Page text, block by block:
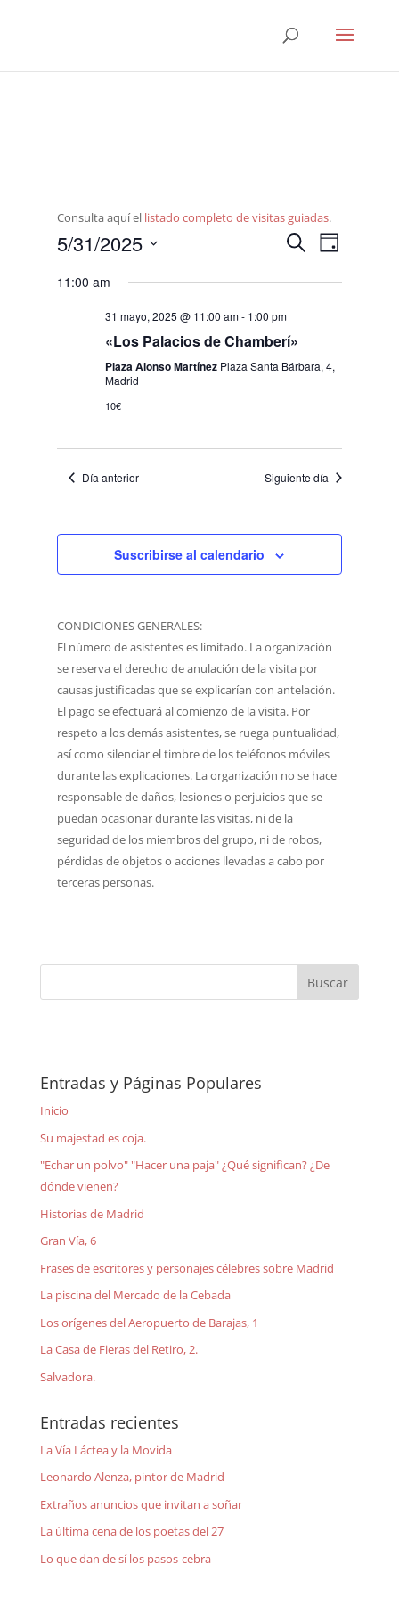
Consulta aquí el listado completo de visitas guiadas.
búsqueda
y
vistas
de
Eventos
Buscar
de
vistas
Día
5/31/2025
fecha.
11:00 am
31 mayo, 2025 @ 11:00 am- 1:00 pm
«Los Palacios de Chamberí»
Plaza Alonso Martínez Plaza Santa Bárbara, 4,
Madrid
10€
Día anterior Siguiente día
Suscribirse al calendario
CONDICIONES GENERALES:
El número de asistentes es limitado. La organización
se reserva el derecho de anulación de la visita por
causas justificadas que se explicarían con antelación.
El pago se efectuará al comienzo de la visita. Por
respeto a los demás asistentes, se ruega puntualidad,
así como silenciar el timbre de los teléfonos móviles
durante las explicaciones. La organización no se hace
responsable de daños, lesiones o perjuicios que se
puedan ocasionar durante las visitas, ni de la
seguridad de los miembros del grupo, ni de robos,
pérdidas de objetos o acciones llevadas a cabo por
terceras personas.
Entradas y Páginas Populares
Inicio
Su majestad es coja.
"Echar un polvo" "Hacer una paja" ¿Qué significan? ¿De
dónde vienen?
Historias de Madrid
Gran Vía, 6
Frases de escritores y personajes célebres sobre Madrid
La piscina del Mercado de la Cebada
Los orígenes del Aeropuerto de Barajas, 1
La Casa de Fieras del Retiro, 2.
Salvadora.
Entradas recientes
La Vía Láctea y la Movida
Leonardo Alenza, pintor de Madrid
Extraños anuncios que invitan a soñar
La última cena de los poetas del 27
Lo que dan de sí los pasos-cebra